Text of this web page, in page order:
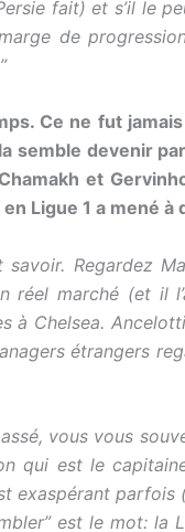
fait) et s’il le
de
Ce ne fut
semble devenir
et
Ligue 1 a mené
Regardez
marché (et il
à Chelsea.
étrangers
vous vous
qui est le
exaspérant parfois
est le mot: la